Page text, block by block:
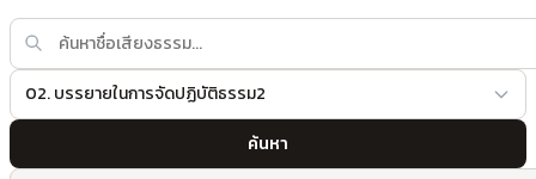
02. บรรยายในการจัดปฏิบัติธรรม2
ค้นหา